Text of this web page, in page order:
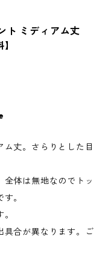
ト ミディアム丈
丈。さらりとした目
体は無地なのでトッ
。
合が異なります。ご